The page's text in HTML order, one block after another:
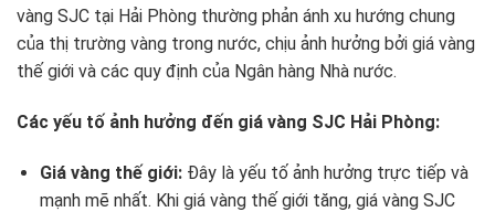
vàng SJC tại Hải Phòng thường phản ánh xu hướng chung
của thị trường vàng trong nước, chịu ảnh hưởng bởi giá vàng
thế giới và các quy định của Ngân hàng Nhà nước.
Các yếu tố ảnh hưởng đến giá vàng SJC Hải Phòng:
Giá vàng thế giới:Đây là yếu tố ảnh hưởng trực tiếp và
mạnh mẽ nhất. Khi giá vàng thế giới tăng, giá vàng SJC